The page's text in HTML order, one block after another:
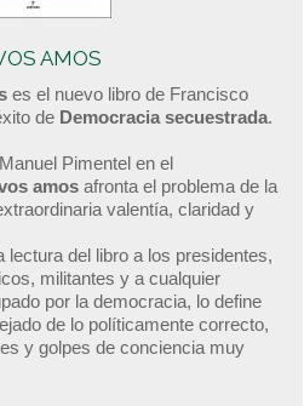
AMOS
es el nuevo libro de Francisco
de Democracia secuestrada.
Pimentel en el
amos afronta el problema de la
valentía, claridad y
lectura del libro a los presidentes,
militantes y a cualquier
por la democracia, lo define
de lo políticamente correcto,
y golpes de conciencia muy